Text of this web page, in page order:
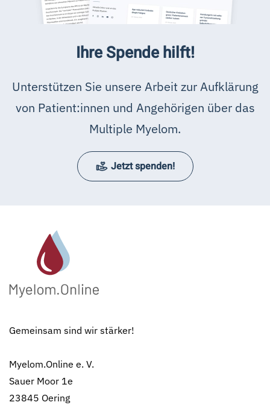
Ihre Spende hilft!
Unterstützen Sie unsere Arbeit zur Aufklärung
von Patient:innen und Angehörigen über das
Multiple Myelom.
Jetzt spenden!
Gemeinsam sind wir stärker!
Myelom.Online e. V.
Sauer Moor 1e
23845 Oering